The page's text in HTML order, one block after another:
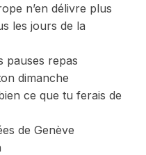
n’en délivre plus
les jours de la
pauses repas
dimanche
ce que tu ferais de
de Genève